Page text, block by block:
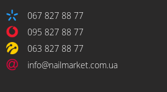
067 827 88 77
095 827 88 77
063 827 88 77
info@nailmarket.com.ua